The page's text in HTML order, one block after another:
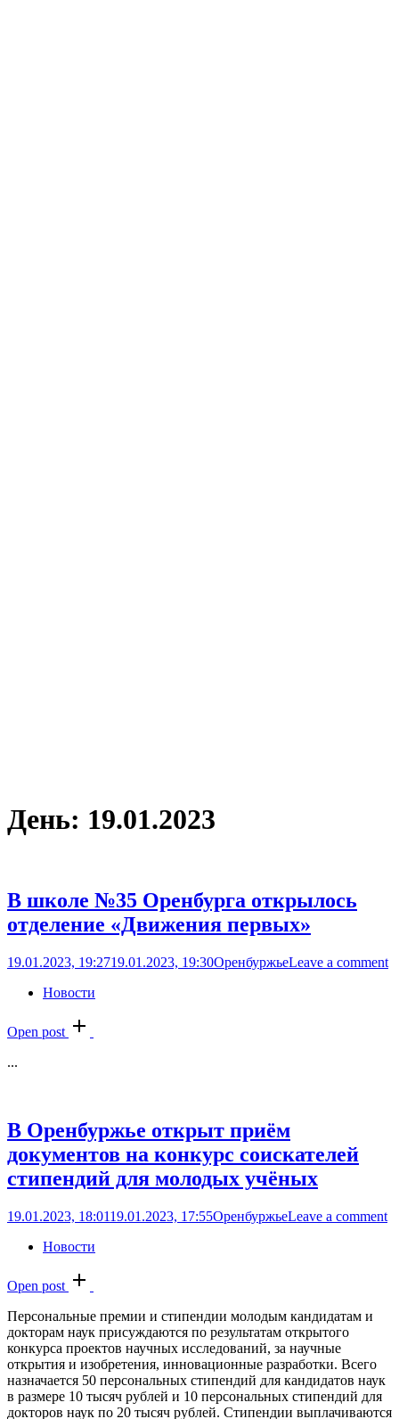
День: 19.01.2023
В школе №35 Оренбурга открылось
отделение «Движения первых»
19.01.2023, 19:2719.01.2023, 19:30ОренбуржьеLeave a comment
Новости
Open post
...
В Оренбуржье открыт приём
документов на конкурс соискателей
стипендий для молодых учёных
19.01.2023, 18:0119.01.2023, 17:55ОренбуржьеLeave a comment
Новости
Open post
Персональные премии и стипендии молодым кандидатам и
докторам наук присуждаются по результатам открытого
конкурса проектов научных исследований, за научные
открытия и изобретения, инновационные разработки. Всего
назначается 50 персональных стипендий для кандидатов наук
в размере 10 тысяч рублей и 10 персональных стипендий для
докторов наук по 20 тысяч рублей. Стипендии выплачиваются